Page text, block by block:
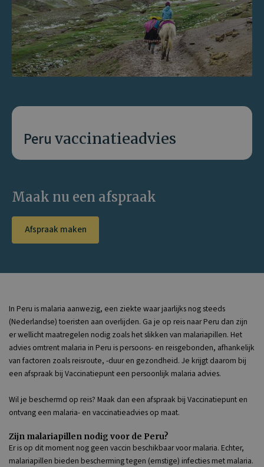
Peru vaccinatieadvies
Maak nu een afspraak
Afspraak maken
In Peru is malaria aanwezig, een ziekte waar jaarlijks nog steeds
(Nederlandse) toeristen aan overlijden. Ga je op reis naar Peru dan zijn
er wellicht maatregelen nodig zoals het slikken van malariapillen. Het
advies omtrent malaria in Peru is persoons- en reisgebonden, afhankelijk
van factoren zoals reisroute, -duur en gezondheid. Je krijgt daarom bij
een afspraak bij Vaccinatiepunt een persoonlijk malaria advies.
Wil je beschermd op reis? Maak dan een afspraak bij Vaccinatiepunt en
ontvang een malaria- en vaccinatieadvies op maat.
Zijn malariapillen nodig voor de Peru?
Er is op dit moment nog geen vaccin beschikbaar voor malaria. Echter,
malariapillen bieden bescherming tegen (ernstige) infecties met malaria.